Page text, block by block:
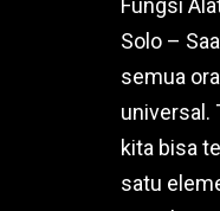
Fungsi
Solo –
semua
universal.
kita bisa
satu